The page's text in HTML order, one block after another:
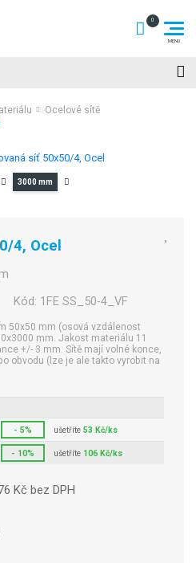
Ocelové sítě
3000 mm
4, Ocel
Kód: 1FE SS_50-4_VF
50x50 mm (osová vzdálenost
mm. Jakost materiálu 11
+/- 3 mm. Sítě mají volné konce,
obvodu (lze je ale takto vyrobit na
- 5% ušetříte53 Kč/ks
- 10% ušetříte 106 Kč/ks
Kč bez DPH